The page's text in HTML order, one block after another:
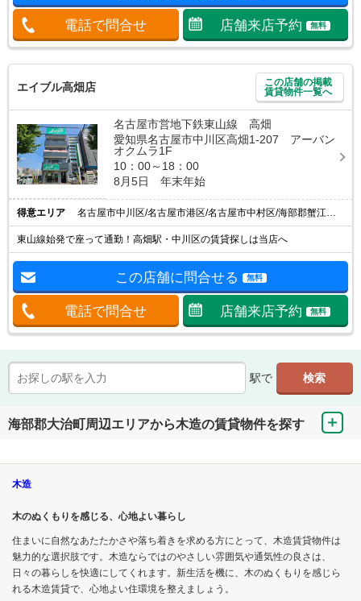
電話で問合せ 店舗来店予約 無料
エイブル高畑店
この店舗の掲載
賃貸物件一覧へ
名古屋市営地下鉄東山線 高畑
愛知県名古屋市中川区高畑1-207 アーバン
オクムラ1F
10：00～18：00
8月5日 年末年始
得意エリア 名古屋市中川区/名古屋市港区/名古屋市中村区/海部郡蟹江町/海部郡大治町
東山線始発で座って通勤！高畑駅・中川区の賃貸探しは当店へ
この店舗に問合せる 無料
電話で問合せ 店舗来店予約 無料
駅で
海部郡大治町周辺エリアから木造の賃貸物件を探す
木造
木のぬくもりを感じる、心地よい暮らし
住まいに自然なあたたかさや落ち着きを求める方にとって、木造賃貸物件は
魅力的な選択肢です。木造ならではのやさしい雰囲気や通気性の良さは、
日々の暮らしを快適にしてくれます。新生活を機に、木のぬくもりを感じら
れる木造賃貸で、心地よい住環境を整えましょう。